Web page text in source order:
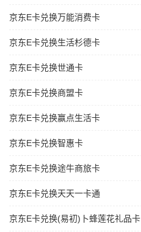
京东E卡兑换万能消费卡
京东E卡兑换生活杉德卡
京东E卡兑换世通卡
京东E卡兑换商盟卡
京东E卡兑换赢点生活卡
京东E卡兑换智惠卡
京东E卡兑换途牛商旅卡
京东E卡兑换天天一卡通
京东E卡兑换(易初)卜蜂莲花礼品卡